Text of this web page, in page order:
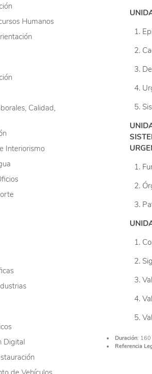
Humanos
Calidad,
Interiorismo
Digital
Duración: 160
Referencia